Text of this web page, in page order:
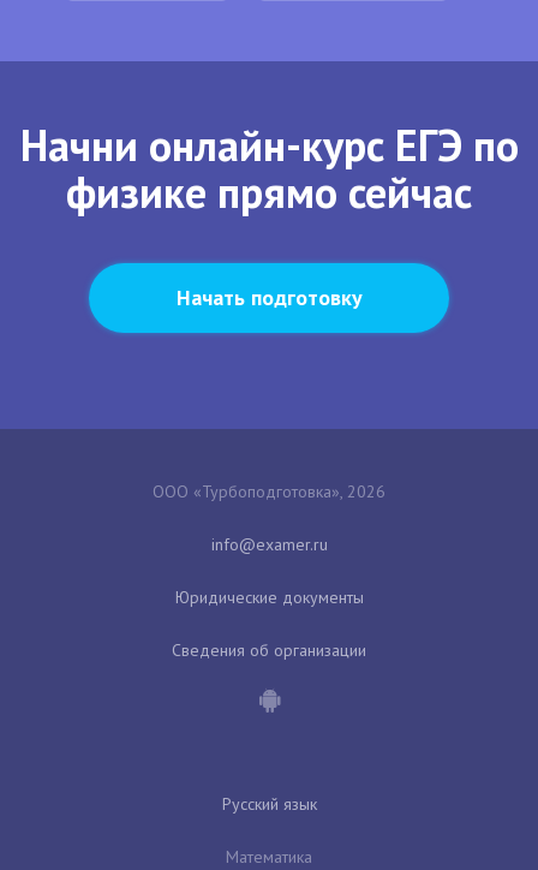
Начни онлайн-курс ЕГЭ по
физике прямо сейчас
Начать подготовку
ООО «Турбоподготовка», 2026
Юридические документы
Сведения об организации
Русский язык
Математика